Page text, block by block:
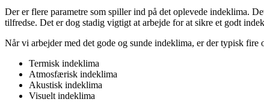
Der er flere parametre som spiller ind på det oplevede indeklima.
tilfredse. Det er dog stadig vigtigt at arbejde for at sikre et godt
Når vi arbejder med det gode og sunde indeklima, er der typisk fire
Termisk indeklima
Atmosfærisk indeklima
Akustisk indeklima
Visuelt indeklima